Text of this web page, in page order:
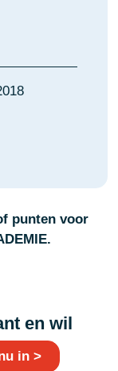
punten voor
en wil
in >